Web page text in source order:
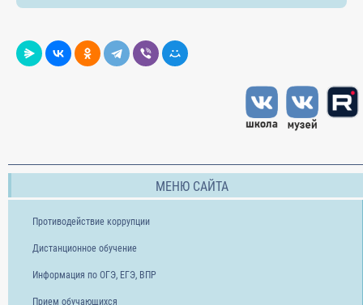
МЕНЮ САЙТА
Противодействие коррупции
Дистанционное обучение
Информация по ОГЭ, ЕГЭ, ВПР
Прием обучающихся